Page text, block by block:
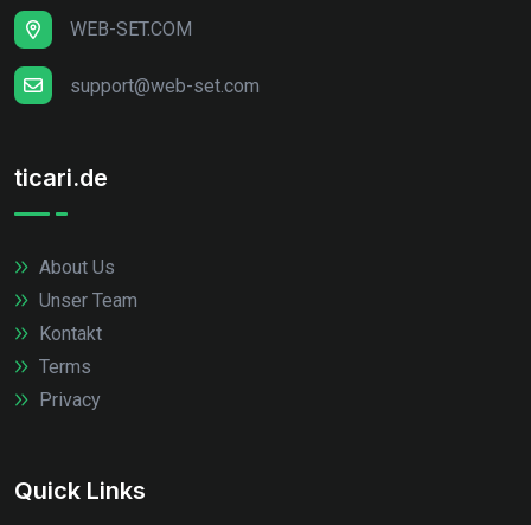
WEB-SET.COM
support@web-set.com
ticari.de
About Us
Unser Team
Kontakt
Terms
Privacy
Quick Links